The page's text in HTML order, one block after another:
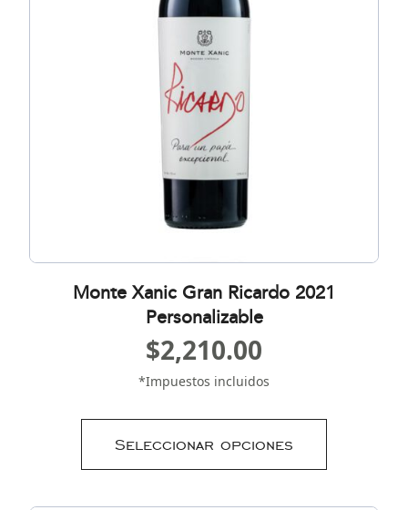
Monte Xanic Gran Ricardo 2021
Personalizable
$2,210.00
*Impuestos incluidos
Seleccionar opciones